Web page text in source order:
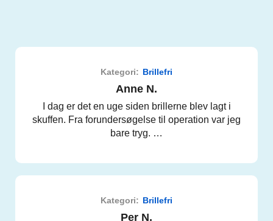
Kategori: Brillefri
Anne N.
I dag er det en uge siden brillerne blev lagt i
skuffen. Fra forundersøgelse til operation var jeg
bare tryg. …
Kategori: Brillefri
Per N.